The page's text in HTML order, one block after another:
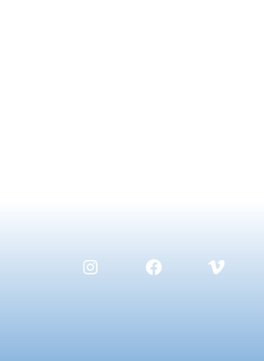
InstagramFacebookVimeo